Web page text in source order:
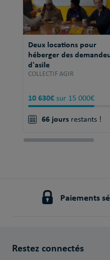
Deux locations pour
héberger des
d'asile
COLLECTIF AGIR
10 630€ sur 15 000€
66 jours restants !
Paiements
Restez connectés